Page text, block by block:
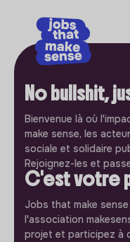
No bullshit,
Bienvenue là où
make sense, les
sociale et solidaire
Rejoignez-les et
C'est votre
Jobs that make
l'association
projet et participez à